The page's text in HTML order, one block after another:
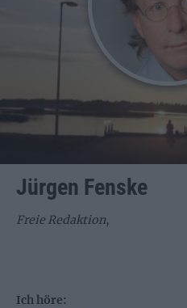
Jürgen Fenske
Freie Redaktion,
Ich höre: